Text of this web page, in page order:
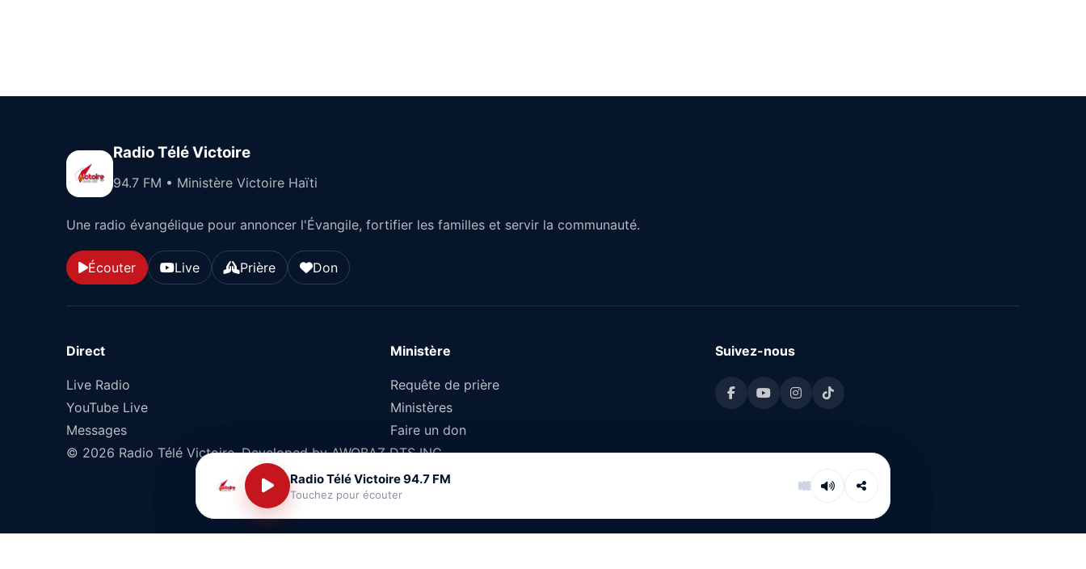
Radio Télé Victoire 94.7 FM
Touchez pour écouter
Radio Télé Victoire
94.7 FM • Ministère Victoire Haïti
Une radio évangélique pour annoncer l'Évangile, fortifier les familles et servir la communauté.
Écouter Live Prière Don
Direct
Live Radio
YouTube Live
Messages
Ministère
Requête de prière
Ministères
Faire un don
Suivez-nous
© 2026 Radio Télé Victoire. Developed by AWOBAZ DTS INC.
Radio Télé Victoire 94.7 FM
Touchez pour écouter